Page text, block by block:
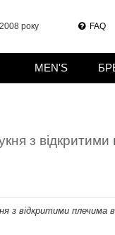
року FAQ
з
з відкритими плечима
MEN'S